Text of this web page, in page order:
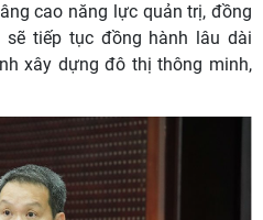
cao năng lực quản trị, đồng
tiếp tục đồng hành lâu dài
xây dựng đô thị thông minh,